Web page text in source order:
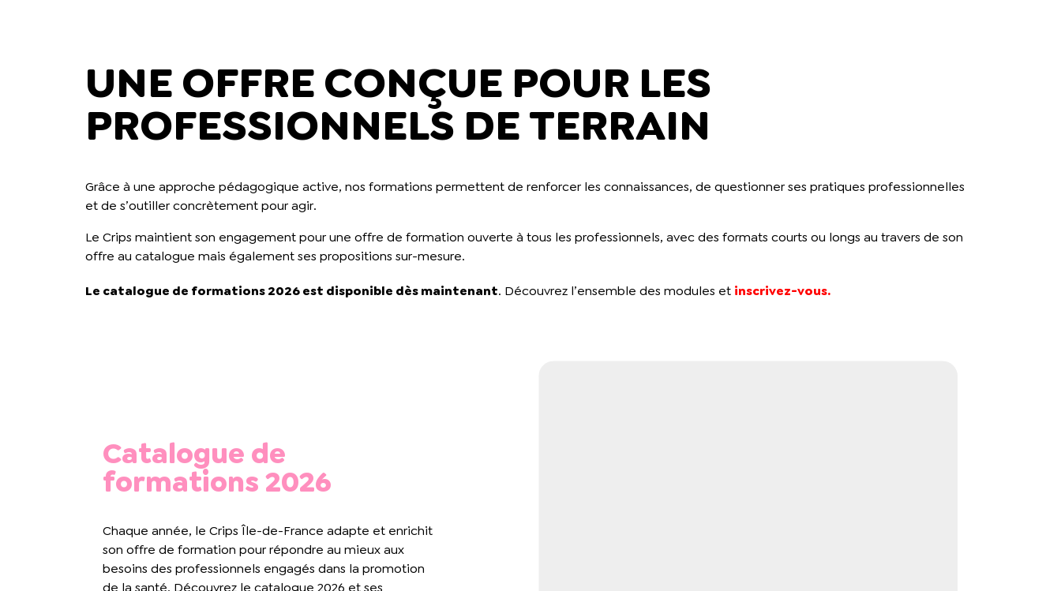
UNE OFFRE CONÇUE POUR LES
PROFESSIONNELS DE TERRAIN
Grâce à une approche pédagogique active, nos formations permettent de renforcer les connaissances, de questionner ses pratiques professionnelles
et de s’outiller concrètement pour agir.
Le Crips maintient son engagement pour une offre de formation ouverte à tous les professionnels, avec des formats courts ou longs au travers de son
offre au catalogue mais également ses propositions sur-mesure.
Le catalogue de formations 2026est disponible dès maintenant. Découvrez l’ensemble des modules et inscrivez-vous.
Catalogue de
formations 2026
Chaque année, le Crips Île-de-France adapte et enrichit
son offre de formation pour répondre au mieux aux
besoins des professionnels engagés dans la promotion
de la santé. Découvrez le catalogue 2026 et ses